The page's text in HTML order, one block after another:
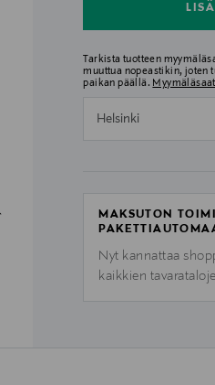
Tarkista tuotteen
muuttua nopeastikin, joten
paikan päällä.
Helsinki
MAKSUTON
Nyt kannattaa
kaikkien